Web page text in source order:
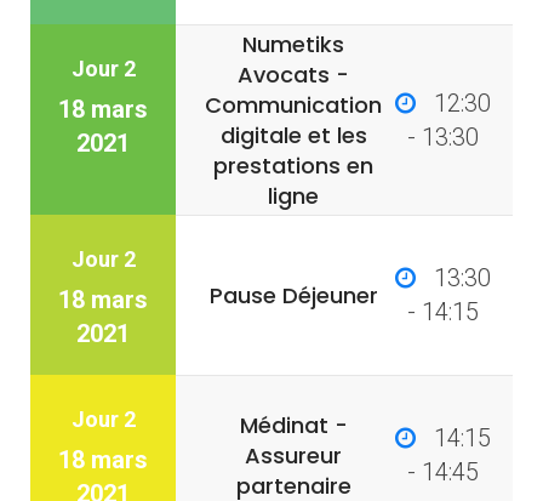
Jour 2
18 mars
2021
Numetiks
Avocats -
Communication
digitale et les
prestations en
ligne
12:30
- 13:30
Jour 2
18 mars
2021
Pause Déjeuner
13:30
- 14:15
Jour 2
18 mars
2021
Médinat -
Assureur
partenaire
14:15
- 14:45